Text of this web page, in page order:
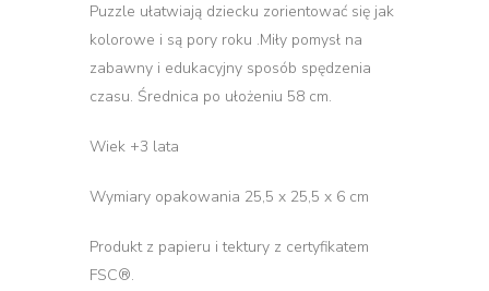
Puzzle ułatwiają dziecku zorientować się jak
kolorowe i są pory roku .Miły pomysł na
zabawny i edukacyjny sposób spędzenia
czasu. Średnica po ułożeniu 58 cm.
Wiek +3 lata
Wymiary opakowania 25,5 x 25,5 x 6 cm
Produkt z papieru i tektury z certyfikatem
FSC®.